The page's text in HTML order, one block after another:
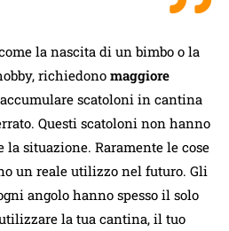
la nascita di un bimbo o la
richiedono maggiore
scatoloni in cantina
Questi scatoloni non hanno
la situazione. Raramente le cose
un reale utilizzo nel futuro. Gli
angolo hanno spesso il solo
la tua cantina, il tuo